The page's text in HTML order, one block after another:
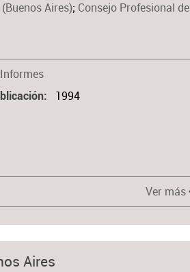
Aires); Consejo Profesional de
Informes
1994
Ver más
Aires